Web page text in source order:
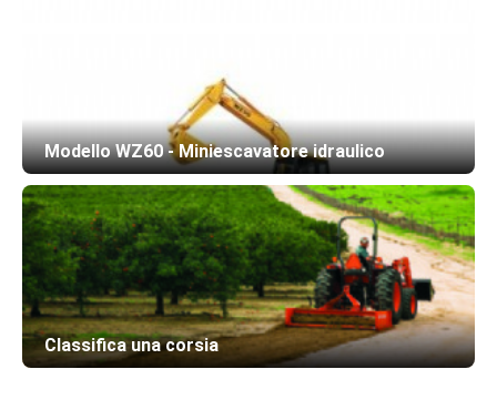
Modello WZ60 - Miniescavatore idraulico
Classifica una corsia